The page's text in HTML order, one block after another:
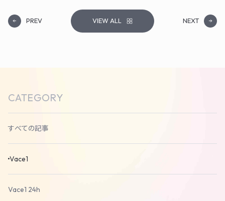
PREV VIEW ALL NEXT
CATEGORY
すべての記事
Vace1
Vace1 24h